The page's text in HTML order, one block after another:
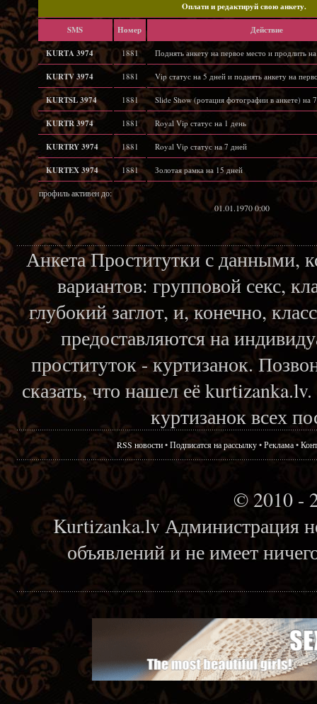
Oплати и редактируй свою анкету.
SMS Hомер Действие
KURTA 3974 1881 Поднять анкету на первое место и продлить
KURTV 3974 1881 Vip статус на 5 дней и поднять анкету на
KURTSL 3974 1881 Slide Show (ротация фотографии в анкете) на
KURTR 3974 1881 Royal Vip статус на 1 день
KURTRY 3974 1881 Royal Vip статус на 7 дней
KURTEX 3974 1881 Золотая рамка на 15 дней
профиль активен до:
01.01.1970 0:00
Анкета Проститутки с данными,
вариантов: групповой секс,
глубокий заглот, и, конечно,
предоставляются на
проституток - куртизанок.
сказать, что нашел её
куртизанок всех
RSS новости•Подписатся на рассылку•Реклама•
© 2010 -
Kurtizanka.lv Администрация
объявлений и не имеет